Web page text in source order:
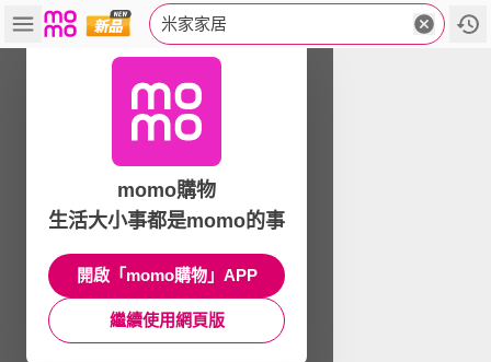
米家家居
momo購物
生活大小事都是momo的事
開啟「momo購物」APP
繼續使用網頁版